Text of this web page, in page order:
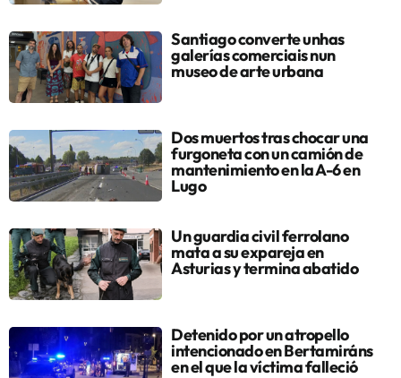
Santiago converte unhas
galerías comerciais nun
museo de arte urbana
Dos muertos tras chocar una
furgoneta con un camión de
mantenimiento en la A-6 en
Lugo
Un guardia civil ferrolano
mata a su expareja en
Asturias y termina abatido
Detenido por un atropello
intencionado en Bertamiráns
en el que la víctima falleció